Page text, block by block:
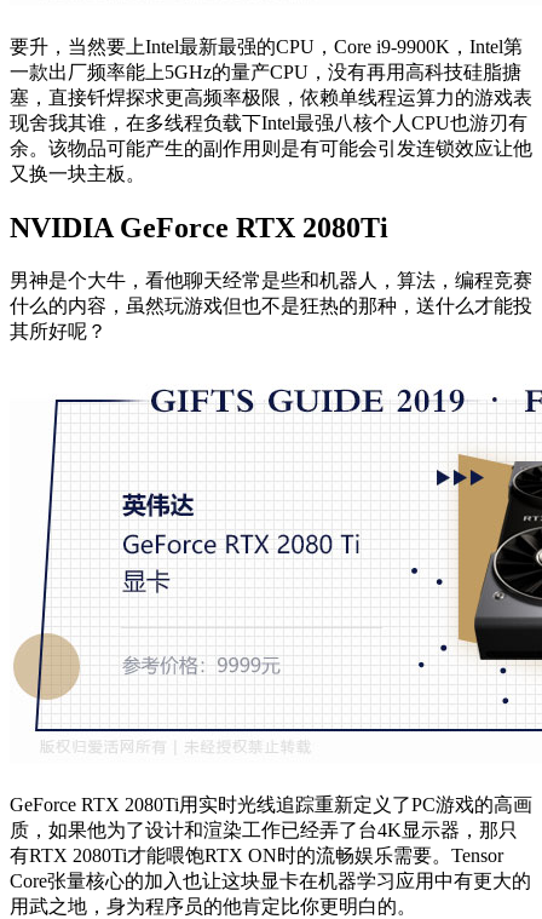
要升，当然要上Intel最新最强的CPU，Core i9-9900K，Intel第
一款出厂频率能上5GHz的量产CPU，没有再用高科技硅脂搪
塞，直接钎焊探求更高频率极限，依赖单线程运算力的游戏表
现舍我其谁，在多线程负载下Intel最强八核个人CPU也游刃有
余。该物品可能产生的副作用则是有可能会引发连锁效应让他
又换一块主板。
NVIDIA GeForce RTX 2080Ti
男神是个大牛，看他聊天经常是些和机器人，算法，编程竞赛
什么的内容，虽然玩游戏但也不是狂热的那种，送什么才能投
其所好呢？
GeForce RTX 2080Ti用实时光线追踪重新定义了PC游戏的高画
质，如果他为了设计和渲染工作已经弄了台4K显示器，那只
有RTX 2080Ti才能喂饱RTX ON时的流畅娱乐需要。Tensor
Core张量核心的加入也让这块显卡在机器学习应用中有更大的
用武之地，身为程序员的他肯定比你更明白的。